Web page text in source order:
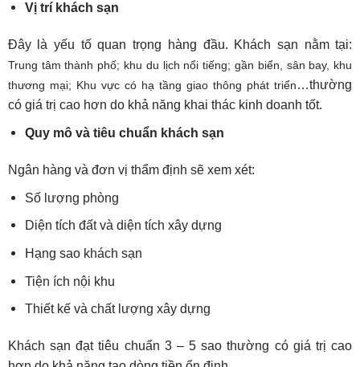
Vị trí khách sạn
Đây là yếu tố quan trọng hàng đầu. Khách sạn nằm tại:
Trung tâm thành phố; khu du lịch nổi tiếng; gần biển, sân bay, khu
thương mại; Khu vực có hạ tầng giao thông phát triển…thường
có giá trị cao hơn do khả năng khai thác kinh doanh tốt.
Quy mô và tiêu chuẩn khách sạn
Ngân hàng và đơn vị thẩm định sẽ xem xét:
Số lượng phòng
Diện tích đất và diện tích xây dựng
Hạng sao khách sạn
Tiện ích nội khu
Thiết kế và chất lượng xây dựng
Khách sạn đạt tiêu chuẩn 3 – 5 sao thường có giá trị cao